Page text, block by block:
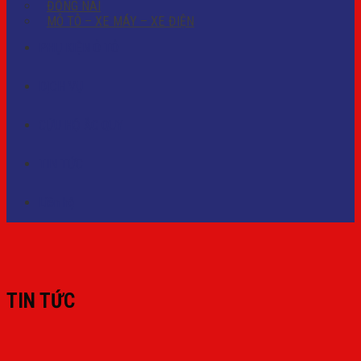
ĐỒNG NAI
MÔ TÔ – XE MÁY – XE ĐIỆN
TIN TỨC